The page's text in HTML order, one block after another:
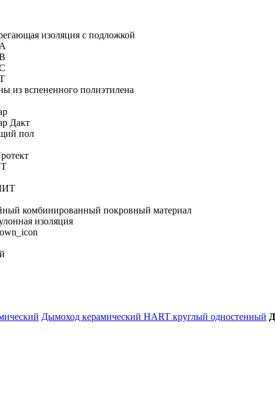
изоляция с подложкой
из вспененного полиэтилена
Дакт
пол
комбинированный покровный материал
изоляция
Дымоход керамический HART круглый одностенный